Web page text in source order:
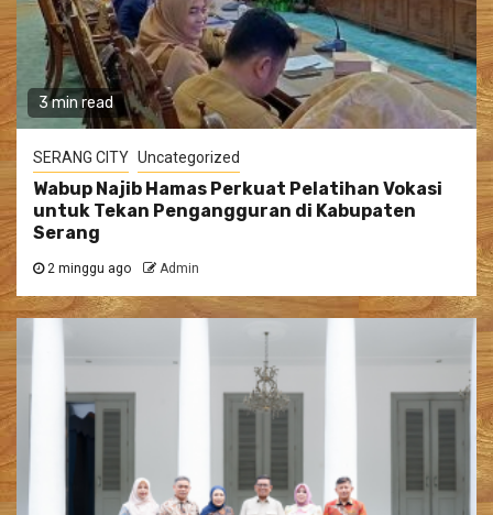
3 min read
SERANG CITY Uncategorized
Wabup Najib Hamas Perkuat Pelatihan Vokasi
untuk Tekan Pengangguran di Kabupaten
Serang
2 minggu ago Admin